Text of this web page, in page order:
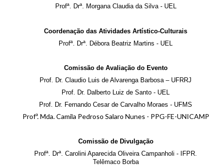
Profª. Drª. Morgana Claudia da Silva - UEL
Coordenação das Atividades Artístico-Culturais
Profª. Drª. Débora Beatriz Martins - UEL
Comissão de Avaliação do Evento
Prof. Dr. Claudio Luis de Alvarenga Barbosa – UFRRJ
Prof. Dr. Dalberto Luiz de Santo - UEL
Prof. Dr. Fernando Cesar de Carvalho Moraes - UFMS
Profª. Mda. Camila Pedroso Salaro Nunes - PPG-FE-UNICAMP
Comissão de Divulgação
Profª. Drª. Carolini Aparecida Oliveira Campanholi - IFPR.
Telêmaco Borba